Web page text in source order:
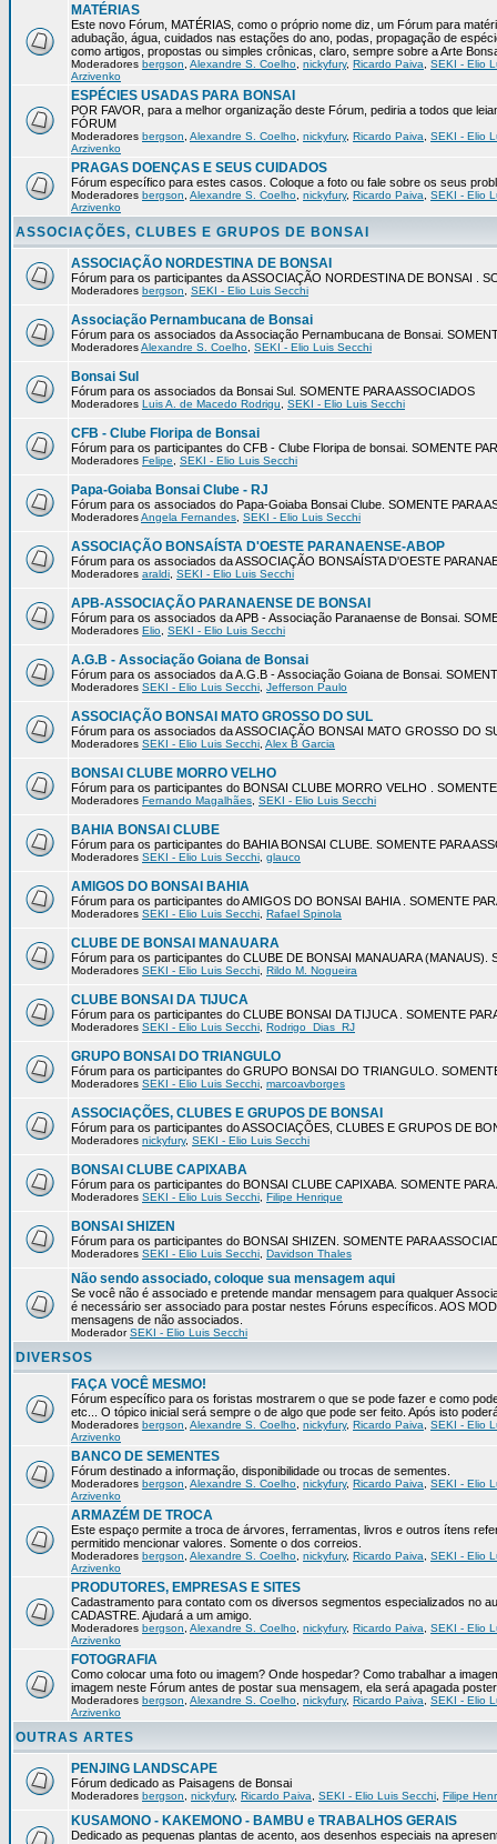
MATÉRIAS
Este novo Fórum, MATÉRIAS, como o próprio nome diz, um Fórum para
adubação, água, cuidados nas estações do ano, podas, propagação de
como artigos, propostas ou simples crônicas, claro, sempre sobre a Arte
Moderadores bergson Alexandre S. Coelho nickyfury, Ricardo Paiva
SEKI - Elio
Arzivenko
ESPÉCIES USADAS PARA BONSAI
POR FAVOR, para a melhor organização deste Fórum, pediria a todos que
FÓRUM
Moderadores bergson Alexandre S. Coelho nickyfury, Ricardo Paiva
SEKI - Elio
Arzivenko
PRAGAS DOENÇAS E SEUS CUIDADOS
Fórum específico para estes casos. Coloque a foto ou fale sobre os seus
Moderadores bergson Alexandre S. Coelho nickyfury, Ricardo Paiva
SEKI - Elio
Arzivenko
ASSOCIAÇÕES, CLUBES E GRUPOS DE BONSAI
ASSOCIAÇÃO NORDESTINA DE BONSAI
Fórum para os participantes da ASSOCIAÇÃO NORDESTINA DE BONSAI .
Moderadores bergson SEKI - Elio Luis Secchi
Associação Pernambucana de Bonsai
Fórum para os associados da Associação Pernambucana de Bonsai.
ModeradoresAlexandre S. Coelho SEKI - Elio Luis Secchi
Bonsai Sul
Fórum para os associados da Bonsai Sul. SOMENTE PARA ASSOCIADOS
Moderadores Luis A. de Macedo Rodrigu SEKI - Elio Luis Secchi
CFB - Clube Floripa de Bonsai
Fórum para os participantes do CFB - Clube Floripa de bonsai. SOMENTE
Moderadores Felipe SEKI - Elio Luis Secchi
Papa-Goiaba Bonsai Clube - RJ
Fórum para os associados do Papa-Goiaba Bonsai Clube. SOMENTE PARA
ModeradoresAngela Fernandes SEKI - Elio Luis Secchi
ASSOCIAÇÃO BONSAÍSTA D'OESTE PARANAENSE-ABOP
Fórum para os associados da ASSOCIAÇÃO BONSAÍSTA D'OESTE
Moderadores araldi SEKI - Elio Luis Secchi
APB-ASSOCIAÇÃO PARANAENSE DE BONSAI
Fórum para os associados da APB - Associação Paranaense de Bonsai.
Moderadores Elio SEKI - Elio Luis Secchi
A.G.B - Associação Goiana de Bonsai
Fórum para os associados da A.G.B - Associação Goiana de Bonsai.
Moderadores SEKI - Elio Luis Secchi Jefferson Paulo
ASSOCIAÇÃO BONSAI MATO GROSSO DO SUL
Fórum para os associados da ASSOCIAÇÃO BONSAI MATO GROSSO DO
Moderadores SEKI - Elio Luis Secchi Alex B Garcia
BONSAI CLUBE MORRO VELHO
Fórum para os participantes do BONSAI CLUBE MORRO VELHO .
Moderadores Fernando Magalhães SEKI - Elio Luis Secchi
BAHIA BONSAI CLUBE
Fórum para os participantes do BAHIA BONSAI CLUBE. SOMENTE PARA
Moderadores SEKI - Elio Luis Secchi glauco
AMIGOS DO BONSAI BAHIA
Fórum para os participantes do AMIGOS DO BONSAI BAHIA . SOMENTE
Moderadores SEKI - Elio Luis Secchi Rafael Spinola
CLUBE DE BONSAI MANAUARA
Fórum para os participantes do CLUBE DE BONSAI MANAUARA (MANAUS).
Moderadores SEKI - Elio Luis Secchi Rildo M. Nogueira
CLUBE BONSAI DA TIJUCA
Fórum para os participantes do CLUBE BONSAI DA TIJUCA . SOMENTE
Moderadores SEKI - Elio Luis Secchi Rodrigo_Dias_RJ
GRUPO BONSAI DO TRIANGULO
Fórum para os participantes do GRUPO BONSAI DO TRIANGULO.
Moderadores SEKI - Elio Luis Secchi marcoavborges
ASSOCIAÇÕES, CLUBES E GRUPOS DE BONSAI
Fórum para os participantes do ASSOCIAÇÕES, CLUBES E GRUPOS DE
Moderadores nickyfury, SEKI - Elio Luis Secchi
BONSAI CLUBE CAPIXABA
Fórum para os participantes do BONSAI CLUBE CAPIXABA. SOMENTE
Moderadores SEKI - Elio Luis Secchi Filipe Henrique
BONSAI SHIZEN
Fórum para os participantes do BONSAI SHIZEN. SOMENTE PARA
Moderadores SEKI - Elio Luis Secchi Davidson Thales
Não sendo associado, coloque sua mensagem aqui
Se você não é associado e pretende mandar mensagem para qualquer
é necessário ser associado para postar nestes Fóruns específicos. AOS
mensagens de não associados.
ModeradorSEKI - Elio Luis Secchi
DIVERSOS
FAÇA VOCÊ MESMO!
Fórum específico para os foristas mostrarem o que se pode fazer e como
etc... O tópico inicial será sempre o de algo que pode ser feito. Após isto
Moderadores bergson Alexandre S. Coelho nickyfury, Ricardo Paiva
SEKI - Elio
Arzivenko
BANCO DE SEMENTES
Fórum destinado a informação, disponibilidade ou trocas de sementes.
Moderadores bergson Alexandre S. Coelho nickyfury, Ricardo Paiva
SEKI - Elio
Arzivenko
ARMAZÉM DE TROCA
Este espaço permite a troca de árvores, ferramentas, livros e outros ítens
permitido mencionar valores. Somente o dos correios.
Moderadores bergson Alexandre S. Coelho nickyfury, Ricardo Paiva
SEKI - Elio
Arzivenko
PRODUTORES, EMPRESAS E SITES
Cadastramento para contato com os diversos segmentos especializados no
CADASTRE. Ajudará a um amigo.
Moderadores bergson Alexandre S. Coelho nickyfury, Ricardo Paiva
SEKI - Elio
Arzivenko
FOTOGRAFIA
Como colocar uma foto ou imagem? Onde hospedar? Como trabalhar a
imagem neste Fórum antes de postar sua mensagem, ela será apagada
Moderadores bergson Alexandre S. Coelho nickyfury, Ricardo Paiva
SEKI - Elio
Arzivenko
OUTRAS ARTES
PENJING LANDSCAPE
Fórum dedicado as Paisagens de Bonsai
Moderadores bergson nickyfury, Ricardo Paiva SEKI - Elio Luis Secchi Filipe
KUSAMONO - KAKEMONO - BAMBU e TRABALHOS GERAIS
Dedicado as pequenas plantas de acento, aos desenhos especiais na